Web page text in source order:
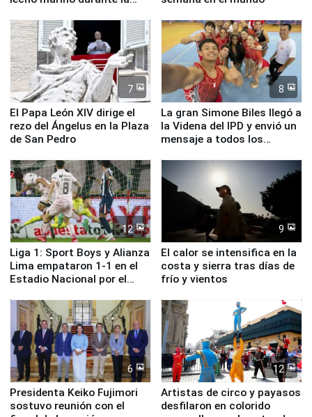
7
El Papa León XIV dirige el
rezo del Ángelus en la Plaza
de San Pedro
8
La gran Simone Biles llegó a
la Videna del IPD y envió un
mensaje a todos los
12
Liga 1: Sport Boys y Alianza
Lima empataron 1-1 en el
Estadio Nacional por el
9
El calor se intensifica en la
costa y sierra tras días de
frío y vientos
6
Presidenta Keiko Fujimori
sostuvo reunión con el
12
Artistas de circo y payasos
desfilaron en colorido